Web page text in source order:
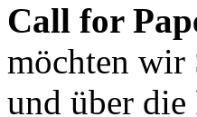
Call for
möchten wir
und über